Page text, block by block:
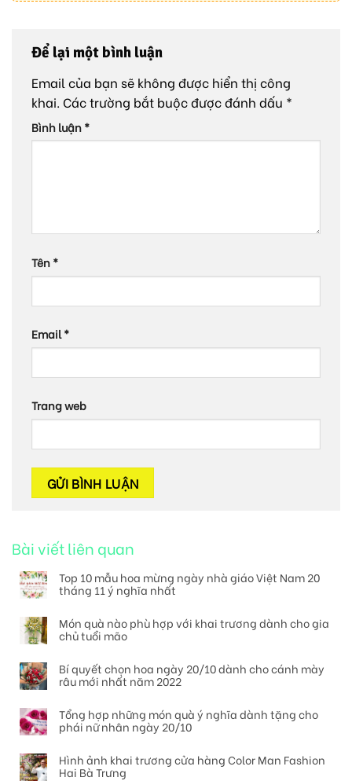
Để lại một bình luận
Email của bạn sẽ không được hiển thị công
khai. Các trường bắt buộc được đánh dấu *
Bình luận*
Tên*
Email*
Trang web
Bài viết liên quan
Top 10 mẫu hoa mừng ngày nhà giáo Việt Nam 20
tháng 11 ý nghĩa nhất
Món quà nào phù hợp với khai trương dành cho gia
chủ tuổi mão
Bí quyết chọn hoa ngày 20/10 dành cho cánh mày
râu mới nhất năm 2022
Tổng hợp những món quà ý nghĩa dành tặng cho
phái nữ nhân ngày 20/10
Hình ảnh khai trương cửa hàng Color Man Fashion
Hai Bà Trưng